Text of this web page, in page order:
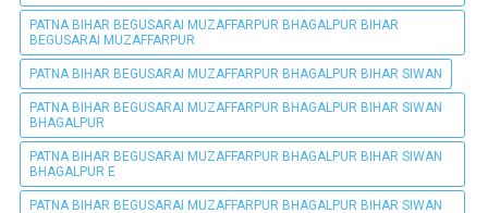
PATNA BIHAR BEGUSARAI MUZAFFARPUR BHAGALPUR BIHAR
BEGUSARAI MUZAFFARPUR
PATNA BIHAR BEGUSARAI MUZAFFARPUR BHAGALPUR BIHAR SIWAN
PATNA BIHAR BEGUSARAI MUZAFFARPUR BHAGALPUR BIHAR SIWAN
BHAGALPUR
PATNA BIHAR BEGUSARAI MUZAFFARPUR BHAGALPUR BIHAR SIWAN
BHAGALPUR E
PATNA BIHAR BEGUSARAI MUZAFFARPUR BHAGALPUR BIHAR SIWAN